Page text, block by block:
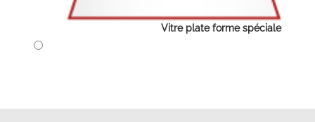
Vitre plate forme spéciale